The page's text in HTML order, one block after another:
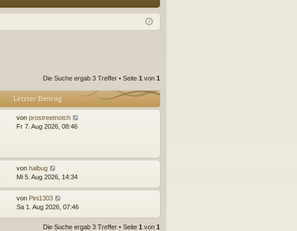
Q m ist
Die Suche ergab 3 Treffer • Seite 1 von 1
Letzter Beitrag
von prostreetnotch
Fr 7. Aug 2026, 08:46
von halbug
Mi 5. Aug 2026, 14:34
von Pini1303
Sa 1. Aug 2026, 07:46
Die Suche ergab 3 Treffer • Seite 1 von 1